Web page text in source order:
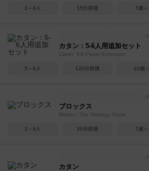
2～4人 15分前後 7歳～
カタン：5-6人用追加セット
Catan: 5-6 Player Extension
5～6人 120分前後 10歳～
ブロックス
Blokus / The Strategy Game
2～4人 20分前後 7歳～
カタン